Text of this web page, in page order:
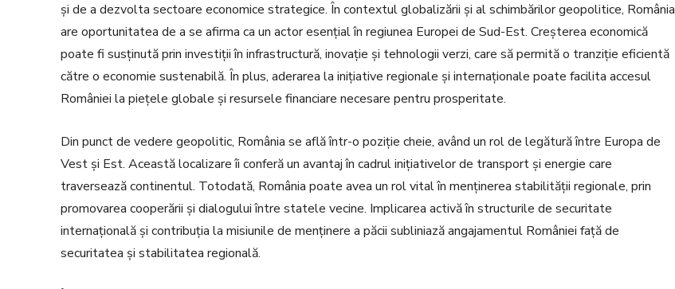
și de a dezvolta sectoare economice strategice. În contextul globalizării și al schimbărilor geopolitice, România
are oportunitatea de a se afirma ca un actor esențial în regiunea Europei de Sud-Est. Creșterea economică
poate fi susținută prin investiții în infrastructură, inovație și tehnologii verzi, care să permită o tranziție eficientă
către o economie sustenabilă. În plus, aderarea la inițiative regionale și internaționale poate facilita accesul
României la piețele globale și resursele financiare necesare pentru prosperitate.
Din punct de vedere geopolitic, România se află într-o poziție cheie, având un rol de legătură între Europa de
Vest și Est. Această localizare îi conferă un avantaj în cadrul inițiativelor de transport și energie care
traversează continentul. Totodată, România poate avea un rol vital în menținerea stabilității regionale, prin
promovarea cooperării și dialogului între statele vecine. Implicarea activă în structurile de securitate
internațională și contribuția la misiunile de menținere a păcii subliniază angajamentul României față de
securitatea și stabilitatea regională.